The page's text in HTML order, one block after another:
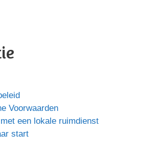
Voorwaarden
een lokale ruimdienst
start